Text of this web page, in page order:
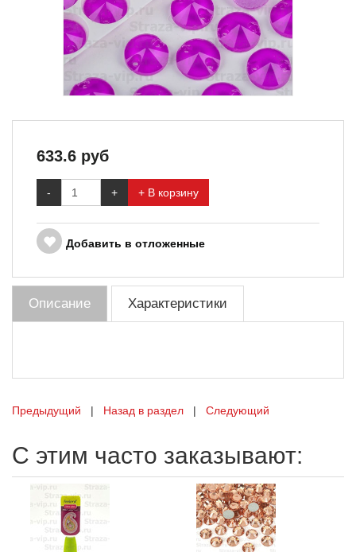
633.6 руб
- + + В корзину
Добавить в отложенные
Описание Характеристики
Предыдущий | Назад в раздел | Следующий
С этим часто заказывают: